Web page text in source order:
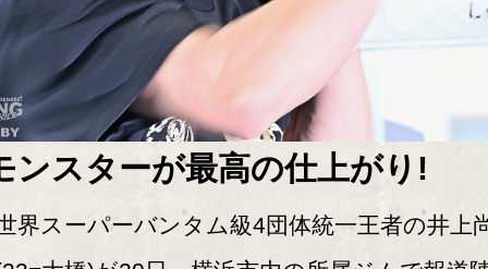
ンスターが最高の仕上がり!
スーパーバンタム級4団体統一王者の井上